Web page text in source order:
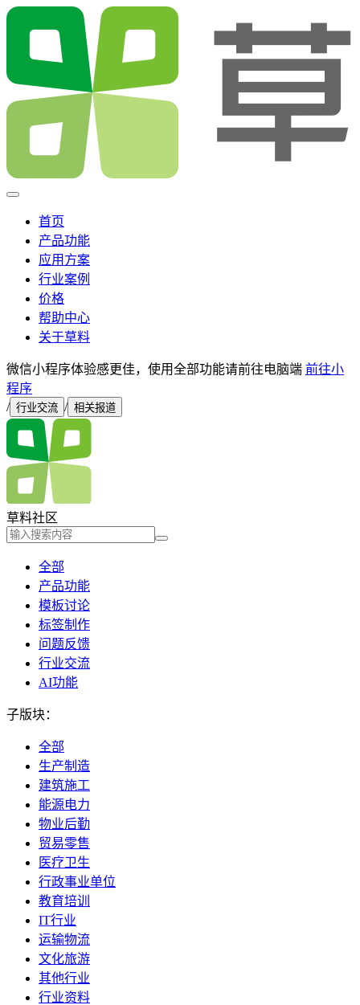
首页
产品功能
应用方案
行业案例
价格
帮助中心
关于草料
微信小程序体验感更佳，使用全部功能请前往电脑端 前往小
程序
/ 行业交流 / 相关报道
草料社区
全部
产品功能
模板讨论
标签制作
问题反馈
行业交流
AI功能
子版块：
全部
生产制造
建筑施工
能源电力
物业后勤
贸易零售
医疗卫生
行政事业单位
教育培训
IT行业
运输物流
文化旅游
其他行业
行业资料